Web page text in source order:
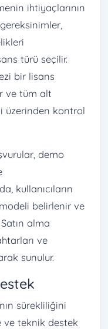
ihtiyaçlarının
türü seçilir.
bir lisans
ve tüm alt
üzerinden kontrol
demo
kullanıcıların
belirlenir ve
alma
ve
sunulur.
sürekliliğini
ve teknik destek